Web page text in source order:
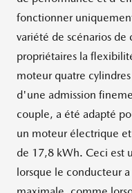
fonctionner
variété de scénarios de
propriétaires la
moteur quatre
d'une admission
couple, a été adapté
un moteur électrique
de 17,8 kWh. Ceci est
lorsque le conducteur